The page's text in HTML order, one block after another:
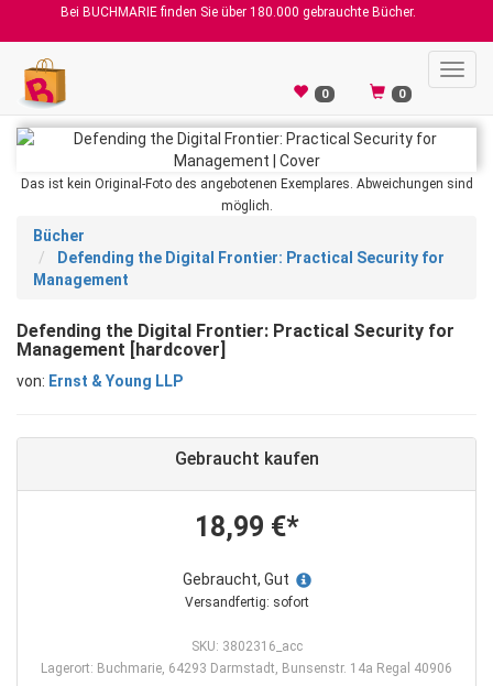
Bei BUCHMARIE finden Sie über 180.000 gebrauchte Bücher.
0 0
Das ist kein Original-Foto des angebotenen Exemplares. Abweichungen sind
möglich.
Bücher
Defending the Digital Frontier: Practical Security for
Management
Defending the Digital Frontier: Practical Security for
Management [hardcover]
von: Ernst & Young LLP
Gebraucht kaufen
18,99 €*
Gebraucht, Gut
Versandfertig: sofort
SKU: 3802316_acc
Lagerort: Buchmarie, 64293 Darmstadt, Bunsenstr. 14a Regal 40906